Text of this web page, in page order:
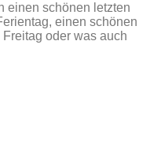
einen schönen letzten
einen schönen
oder was auch